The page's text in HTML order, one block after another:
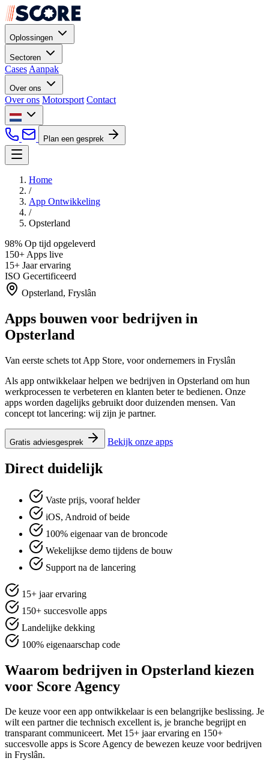
Oplossingen
Sectoren
Cases Aanpak
Over ons
Over ons Motorsport Contact
Plan een gesprek
Home
/
App Ontwikkeling
/
Opsterland
98% Op tijd opgeleverd
150+ Apps live
15+ Jaar ervaring
ISO Gecertificeerd
Opsterland, Fryslân
Apps bouwen voor bedrijven in
Opsterland
Van eerste schets tot App Store, voor ondernemers in Fryslân
Als app ontwikkelaar helpen we bedrijven in Opsterland om hun
werkprocessen te verbeteren en klanten beter te bedienen. Onze
apps worden dagelijks gebruikt door duizenden mensen. Van
concept tot lancering: wij zijn je partner.
Gratis adviesgesprek Bekijk onze apps
Direct duidelijk
Vaste prijs, vooraf helder
iOS, Android of beide
100% eigenaar van de broncode
Wekelijkse demo tijdens de bouw
Support na de lancering
15+ jaar ervaring
150+ succesvolle apps
Landelijke dekking
100% eigenaarschap code
Waarom bedrijven in Opsterland kiezen
voor Score Agency
De keuze voor een app ontwikkelaar is een belangrijke beslissing. Je
wilt een partner die technisch excellent is, je branche begrijpt en
transparant communiceert. Met 15+ jaar ervaring en 150+
succesvolle apps is Score Agency de bewezen keuze voor bedrijven
in Fryslân.